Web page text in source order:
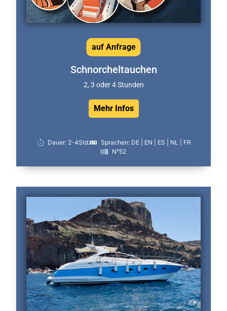
Schnorcheltauchen
2, 3 oder 4 Stunden
Mehr Infos
auf Anfrage
Dauer: 2-4Std.
Sprachen: DE | EN | ES | NL | FR
N°52